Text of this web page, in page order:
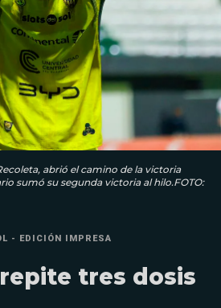
abrió el camino de la victoria
sumó su segunda victoria al hilo.FOTO:
- EDICIÓN IMPRESA
tres dosis